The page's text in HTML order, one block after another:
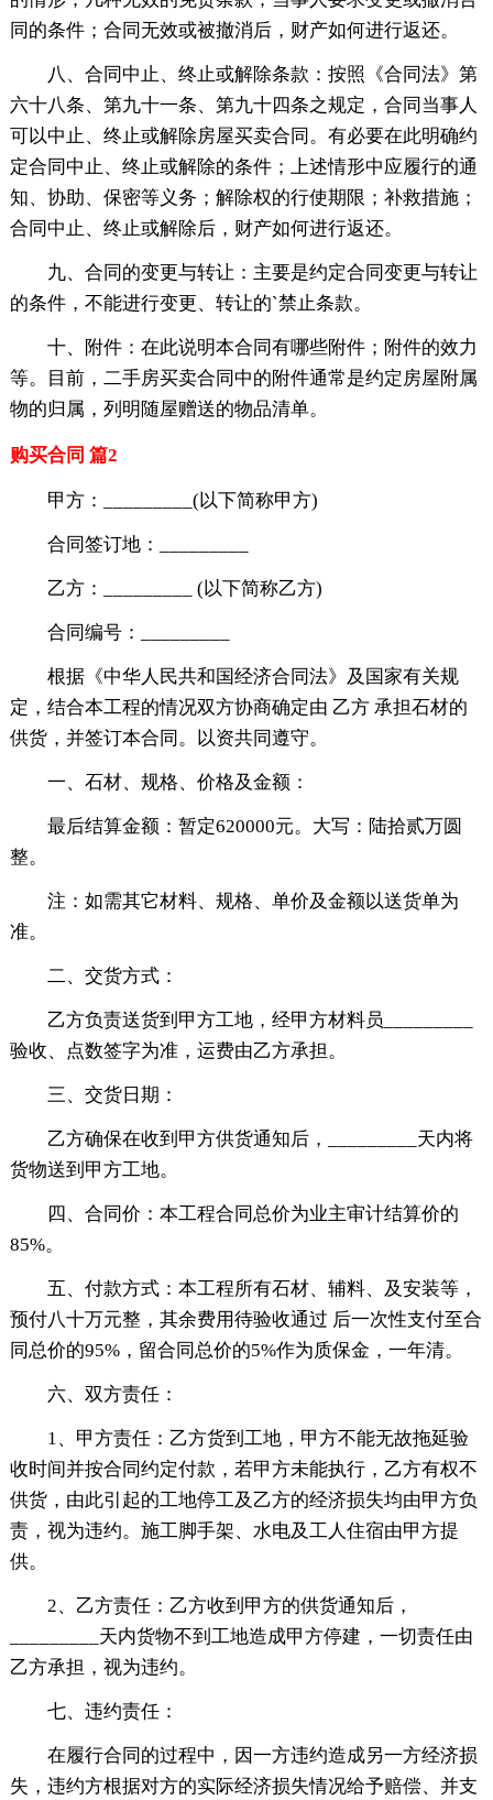
同的条件；合同无效或被撤消后，财产如何进行返还。
八、合同中止、终止或解除条款：按照《合同法》第
六十八条、第九十一条、第九十四条之规定，合同当事人
可以中止、终止或解除房屋买卖合同。有必要在此明确约
定合同中止、终止或解除的条件；上述情形中应履行的通
知、协助、保密等义务；解除权的行使期限；补救措施；
合同中止、终止或解除后，财产如何进行返还。
九、合同的变更与转让：主要是约定合同变更与转让
的条件，不能进行变更、转让的`禁止条款。
十、附件：在此说明本合同有哪些附件；附件的效力
等。目前，二手房买卖合同中的附件通常是约定房屋附属
物的归属，列明随屋赠送的物品清单。
购买合同 篇2
甲方：_________(以下简称甲方)
合同签订地：_________
乙方：_________ (以下简称乙方)
合同编号：_________
根据《中华人民共和国经济合同法》及国家有关规
定，结合本工程的情况双方协商确定由 乙方 承担石材的
供货，并签订本合同。以资共同遵守。
一、石材、规格、价格及金额：
最后结算金额：暂定620000元。大写：陆拾贰万圆
整。
注：如需其它材料、规格、单价及金额以送货单为
准。
二、交货方式：
乙方负责送货到甲方工地，经甲方材料员_________
验收、点数签字为准，运费由乙方承担。
三、交货日期：
乙方确保在收到甲方供货通知后，_________天内将
货物送到甲方工地。
四、合同价：本工程合同总价为业主审计结算价的
85%。
五、付款方式：本工程所有石材、辅料、及安装等，
预付八十万元整，其余费用待验收通过 后一次性支付至合
同总价的95%，留合同总价的5%作为质保金，一年清。
六、双方责任：
1、甲方责任：乙方货到工地，甲方不能无故拖延验
收时间并按合同约定付款，若甲方未能执行，乙方有权不
供货，由此引起的工地停工及乙方的经济损失均由甲方负
责，视为违约。施工脚手架、水电及工人住宿由甲方提
供。
2、乙方责任：乙方收到甲方的供货通知后，
_________天内货物不到工地造成甲方停建，一切责任由
乙方承担，视为违约。
七、违约责任：
在履行合同的过程中，因一方违约造成另一方经济损
失，违约方根据对方的实际经济损失情况给予赔偿、并支